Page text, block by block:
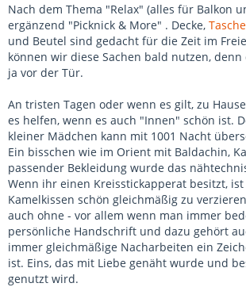
Nach dem Thema "Relax" (alles für Balkon
ergänzend "Picknick & More" . Decke, Tasche
und Beutel sind gedacht für die Zeit im
können wir diese Sachen bald nutzen,
ja vor der Tür.
An tristen Tagen oder wenn es gilt, zu
es helfen, wenn es auch "Innen" schön ist.
kleiner Mädchen kann mit 1001 Nacht
Ein bisschen wie im Orient mit Baldachin,
passender Bekleidung wurde das
Wenn ihr einen Kreisstickapperat besitzt,
Kamelkissen schön gleichmäßig zu
auch ohne - vor allem wenn man immer
persönliche Handschrift und dazu gehört
immer gleichmäßige Nacharbeiten ein
ist. Eins, das mit Liebe genäht wurde und
genutzt wird.